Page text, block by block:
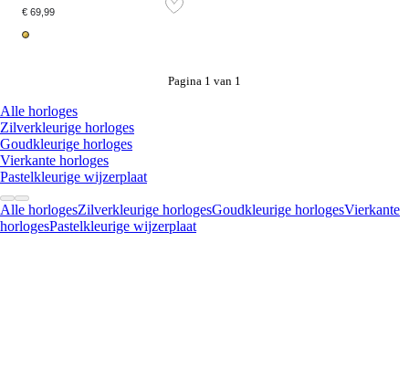
€ 69,99
Pagina 1 van 1
Alle horloges
Zilverkleurige horloges
Goudkleurige horloges
Vierkante horloges
Pastelkleurige wijzerplaat
Alle horlogesZilverkleurige horlogesGoudkleurige horlogesVierkante
horlogesPastelkleurige wijzerplaat